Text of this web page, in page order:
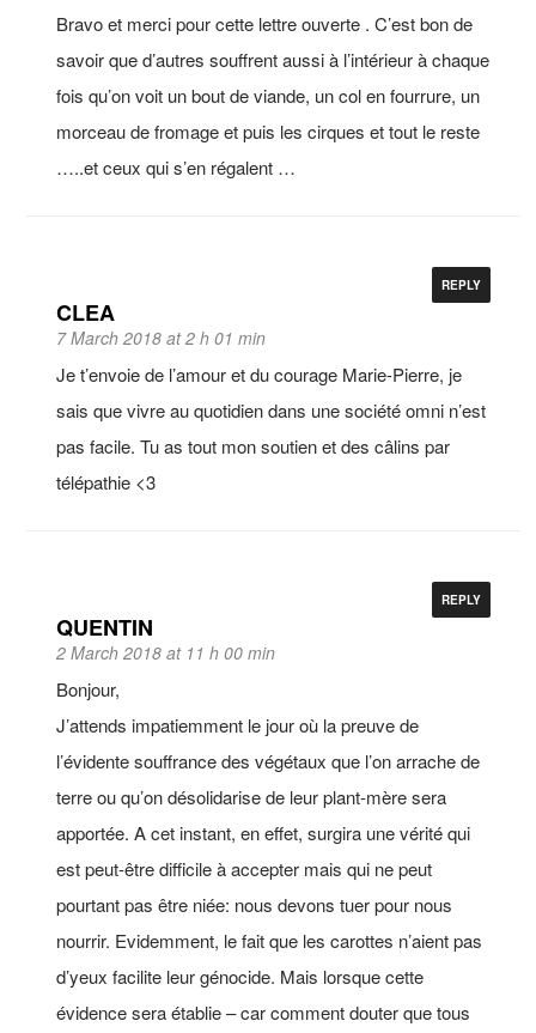
Bravo et merci pour cette lettre ouverte . C’est bon de
savoir que d’autres souffrent aussi à l’intérieur à chaque
fois qu’on voit un bout de viande, un col en fourrure, un
morceau de fromage et puis les cirques et tout le reste
…..et ceux qui s’en régalent …
CLEA
7 March 2018 at 2 h 01 min
REPLY
Je t’envoie de l’amour et du courage Marie-Pierre, je
sais que vivre au quotidien dans une société omni n’est
pas facile. Tu as tout mon soutien et des câlins par
télépathie <3
QUENTIN
2 March 2018 at 11 h 00 min
REPLY
Bonjour,
J’attends impatiemment le jour où la preuve de
l’évidente souffrance des végétaux que l’on arrache de
terre ou qu’on désolidarise de leur plant-mère sera
apportée. A cet instant, en effet, surgira une vérité qui
est peut-être difficile à accepter mais qui ne peut
pourtant pas être niée: nous devons tuer pour nous
nourrir. Evidemment, le fait que les carottes n’aient pas
d’yeux facilite leur génocide. Mais lorsque cette
évidence sera établie – car comment douter que tous